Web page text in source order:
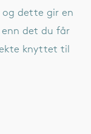
og dette gir en
det du får
knyttet til